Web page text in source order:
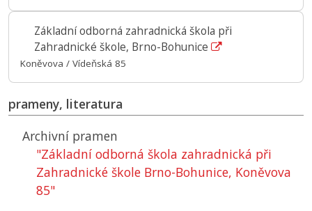
Základní odborná zahradnická škola při
Zahradnické škole, Brno-Bohunice
Koněvova / Vídeňská 85
prameny, literatura
Archivní pramen
"Základní odborná škola zahradnická při
Zahradnické škole Brno-Bohunice, Koněvova
85"